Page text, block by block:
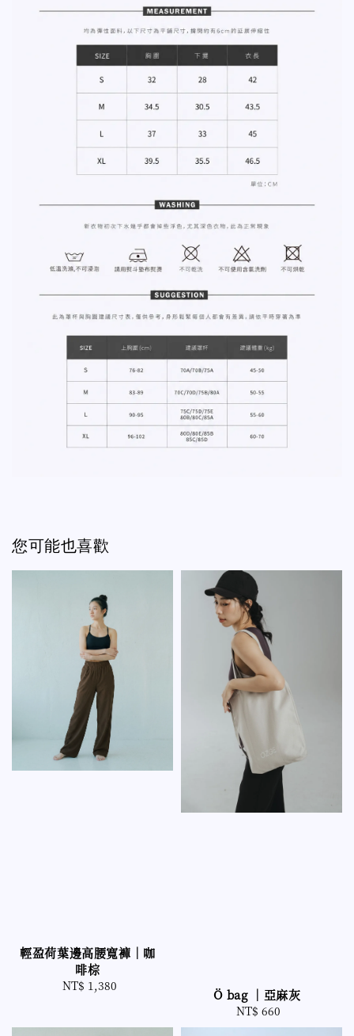
您可能也喜歡
輕盈荷葉邊高腰寬褲｜咖
啡棕
Regular
NT$ 1,380
Ö bag ｜亞麻灰
Regular
price
NT$ 660